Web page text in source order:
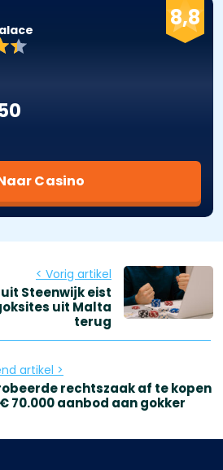
8,8
Casino
< Vorig artikel
Steenwijk eist
uit Malta
terug
artikel >
rechtszaak af te kopen
70.000 aanbod aan gokker